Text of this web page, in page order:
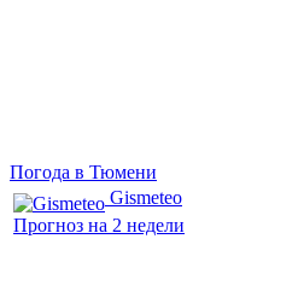
Погода в Тюмени
Gismeteo
Прогноз на 2 недели